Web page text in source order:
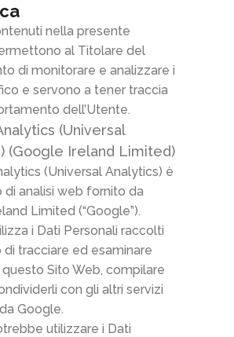
nella presente
al Titolare del
di monitorare e analizzare i
e servono a tener traccia
dell’Utente.
(Universal
(Google Ireland Limited)
(Universal Analytics) è
di analisi web fornito da
Limited (“Google”).
i Dati Personali raccolti
tracciare ed esaminare
questo Sito Web, compilare
con gli altri servizi
Google.
utilizzare i Dati